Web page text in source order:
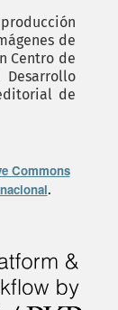
de
Centro de
de
Commons
.